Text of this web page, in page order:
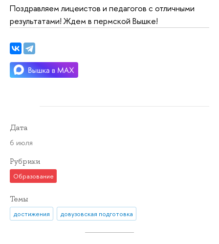
Поздравляем лицеистов и педагогов с отличными
результатами! Ждем в пермской Вышке!
Дата
6 июля
Рубрики
Образование
Темы
достижения довузовская подготовка